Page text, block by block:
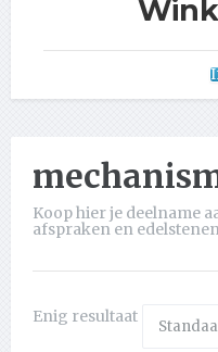
Koop hier je deelname
afspraken en
Enig resultaat